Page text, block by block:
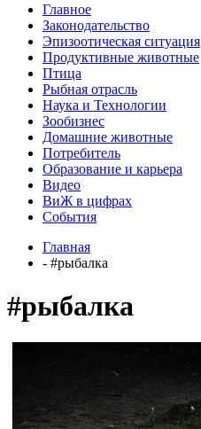
Главное
Законодательство
Эпизоотическая ситуация
Продуктивные животные
Птица
Рыбная отрасль
Наука и Технологии
Зообизнес
Домашние животные
Потребитель
Образование и карьера
Видео
ВиЖ в цифрах
События
Главная
- #рыбалка
#рыбалка